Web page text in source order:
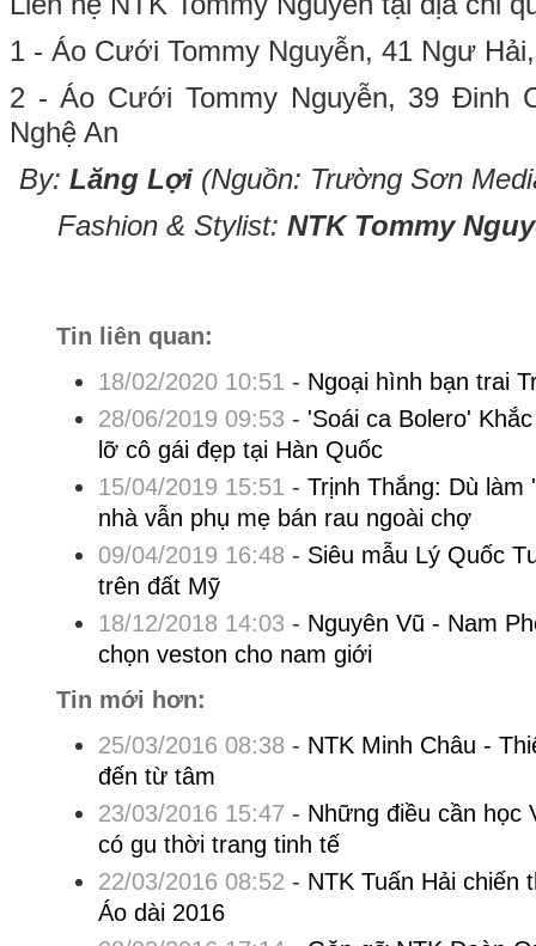
1 - Áo Cưới Tommy Nguyễn, 41 Ngư
2 - Áo Cưới Tommy Nguyễn, 39 Đinh
Nghệ An
By: Lăng Lợi (Nguồn: Trường Sơn
Fashion & Stylist: NTK Tommy
Tin liên quan:
18/02/2020 10:51 - Ngoại hình bạn trai
28/06/2019 09:53 - 'Soái ca Bolero'
lỡ cô gái đẹp tại Hàn Quốc
15/04/2019 15:51 - Trịnh Thắng: Dù làm
nhà vẫn phụ mẹ bán rau ngoài chợ
09/04/2019 16:48 - Siêu mẫu Lý Quốc
trên đất Mỹ
18/12/2018 14:03 - Nguyên Vũ - Nam
chọn veston cho nam giới
Tin mới hơn:
25/03/2016 08:38 - NTK Minh Châu -
đến từ tâm
23/03/2016 15:47 - Những điều cần học
có gu thời trang tinh tế
22/03/2016 08:52 - NTK Tuấn Hải chiến
Áo dài 2016